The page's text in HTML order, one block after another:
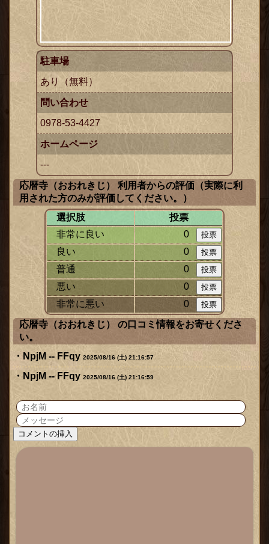
駐車場
あり（無料）
問い合わせ
0978-53-4427
ホームページ
---
応暦寺（おおれきじ） 利用者からの評価（実際に利
用された方のみが評価してください。）
選択肢
投票
非常に良い
0
良い
0
普通
0
悪い
0
非常に悪い
0
応暦寺（おおれきじ） の口コミ情報をお寄せくださ
い。
NpjM -- FFqy 2025/08/16 (土) 21:16:57
NpjM -- FFqy 2025/08/16 (土) 21:16:59